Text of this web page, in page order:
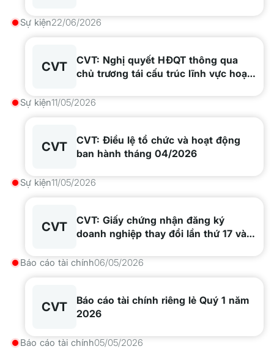
Sự kiện22/06/2026
CVT
CVT: Nghị quyết HĐQT thông qua
chủ trương tái cấu trúc lĩnh vực hoạt
Sự kiện11/05/2026
CVT
CVT: Điều lệ tổ chức và hoạt động
ban hành tháng 04/2026
Sự kiện11/05/2026
CVT
CVT: Giấy chứng nhận đăng ký
doanh nghiệp thay đổi lần thứ 17 và
Báo cáo tài chính06/05/2026
CVT
Báo cáo tài chính riêng lẻ Quý 1 năm
2026
Báo cáo tài chính05/05/2026